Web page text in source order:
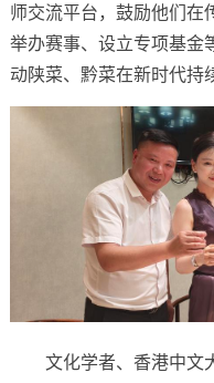
师交流平台，鼓励他们在
举办赛事、设立专项基金
动陕菜、黔菜在新时代持
文化学者、香港中文大